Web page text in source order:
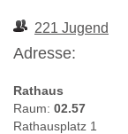
221 Jugend
Adresse:
Rathaus
Raum: 02.57
Rathausplatz 1